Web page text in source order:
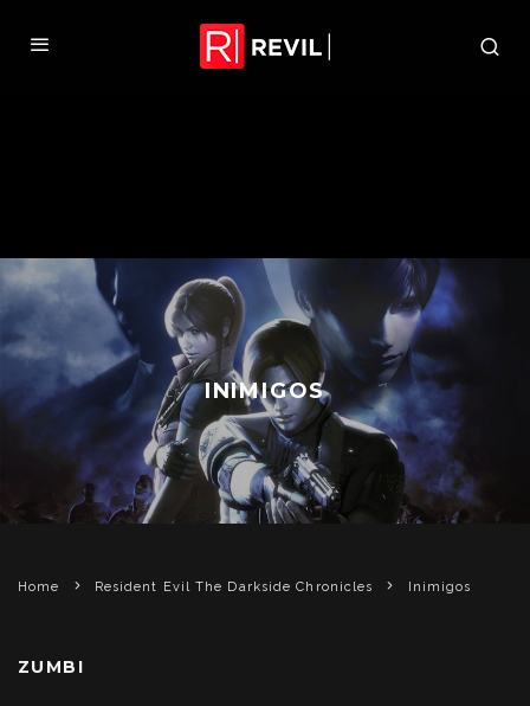
INIMIGOS
Home Resident Evil The Darkside Chronicles Inimigos
ZUMBI